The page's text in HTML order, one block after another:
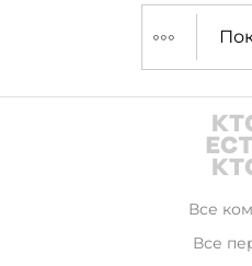
спорт не только
рассказывает
и бессменный
"Туутари парка"
Все
Все